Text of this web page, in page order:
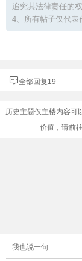
追究其法律责任的
4、所有帖子仅代表
全部回复19
历史主题仅主楼内容可
价值，请前往